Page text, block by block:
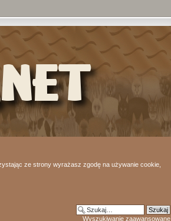
ze strony wyrażasz zgodę na używanie cookie,
Wyszukiwanie zaawansowane